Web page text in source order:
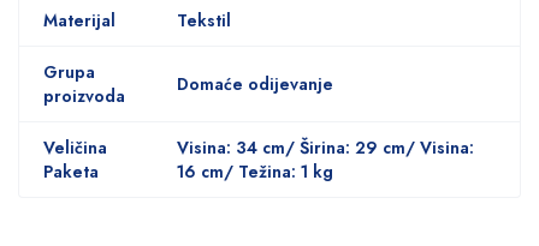
Materijal Tekstil
Grupa
proizvoda
Domaće odijevanje
Veličina
Paketa
Visina: 34 cm/ Širina: 29 cm/ Visina:
16 cm/ Težina: 1 kg